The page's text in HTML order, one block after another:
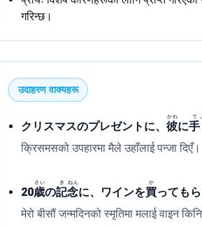
गरिन्छ।
उदाहरण वाक्यहरू
クリスマスのプレゼントに、彼
かれ
に手
て
क्रिसमसको उपहारमा मैले उहाँलाई पन्जा दिएँ।
20歳
さい
の記
き
念
ねん
に、ワインを買
か
っても
मेरो बीसौं जन्मदिनको स्मृतिमा मलाई वाइन